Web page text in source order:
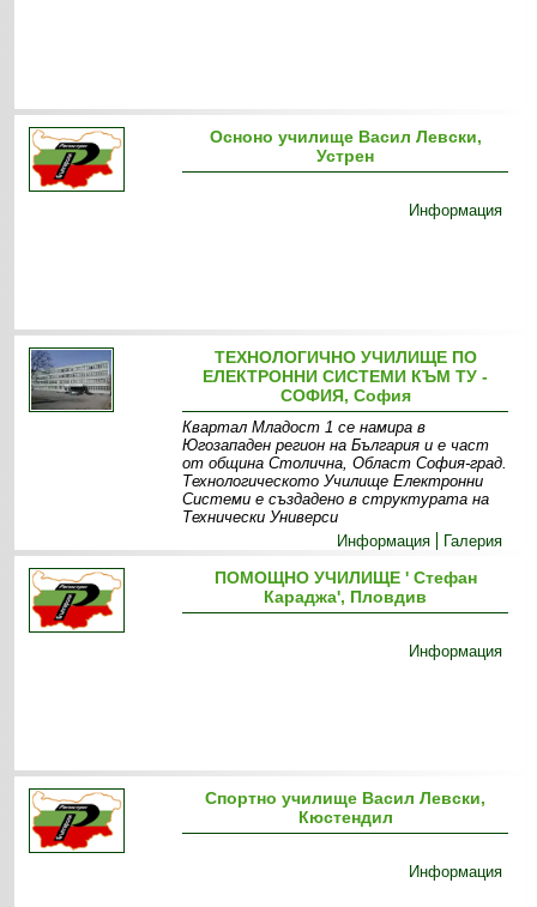
Осноно училище Васил Левски,
Устрен
Информация
ТЕХНОЛОГИЧНО УЧИЛИЩЕ ПО
ЕЛЕКТРОННИ СИСТЕМИ КЪМ ТУ -
СОФИЯ, София
Квартал Младост 1 се намира в
Югозападен регион на България и е част
от община Столична, Област София-град.
Технологическото Училище Електронни
Системи е създадено в структурата на
Технически Универси
Информация
Галерия
ПОМОЩНО УЧИЛИЩЕ ' Стефан
Караджа', Пловдив
Информация
Спортно училище Васил Левски,
Кюстендил
Информация